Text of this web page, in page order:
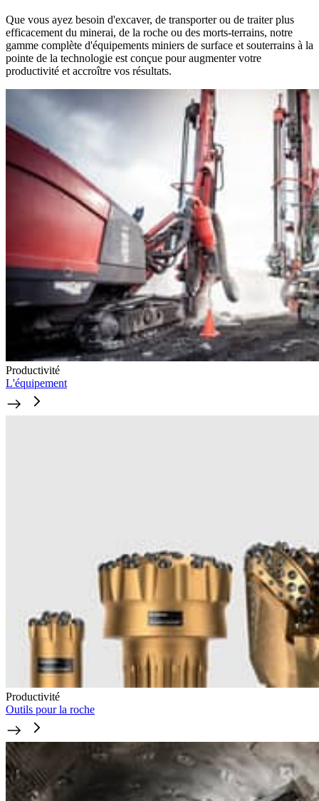
Que vous ayez besoin d'excaver, de transporter ou de traiter plus
efficacement du minerai, de la roche ou des morts-terrains, notre
gamme complète d'équipements miniers de surface et souterrains à la
pointe de la technologie est conçue pour augmenter votre
productivité et accroître vos résultats.
Productivité
L'équipement
Productivité
Outils pour la roche